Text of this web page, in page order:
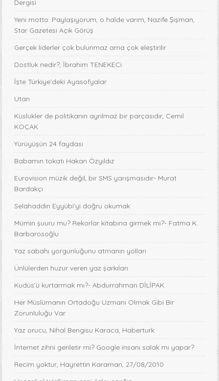
Dergisi
Yeni motto: Paylaşıyorum, o halde varım, Nazife Şişman,
Star Gazetesi Açık Görüş
Gerçek liderler çok bulunmaz ama çok eleştirilir
Dostluk nedir?, İbrahim TENEKECi
İşte Türkiye'deki Ayasofyalar
Utan
Küslükler de politikanın ayrılmaz bir parçasıdır, Cemil
KOÇAK
Yürüyüşün 24 faydası
Babamın tokatı Hakan Özyıldız
Eurovision müzik değil, bir SMS yarışmasıdır- Murat
Bardakçı
Selahaddin Eyyübi’yi doğru okumak
Mümin şuuru mu? Rekorlar kitabına girmek mi?- Fatma K.
Barbarosoğlu
Yaz sabahı yorgunluğunu atmanın yolları
Ünlülerden huzur veren yaz şarkıları
Kudüs’ü kurtarmak mı?- Abdurrahman DİLİPAK
Her Müslümanın Ortadoğu Uzmanı Olmak Gibi Bir
Zorunluluğu Var
Yaz orucu, Nihal Bengisu Karaca, Haberturk
İnternet zihni geriletir mi? Google insanı salak mı yapar?
Recim yoktur, Hayrettin Karaman, 27/08/2010